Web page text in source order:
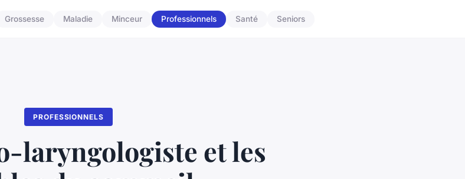
Grossesse Maladie Minceur Professionnels Santé Seniors
PROFESSIONNELS
laryngologiste et les